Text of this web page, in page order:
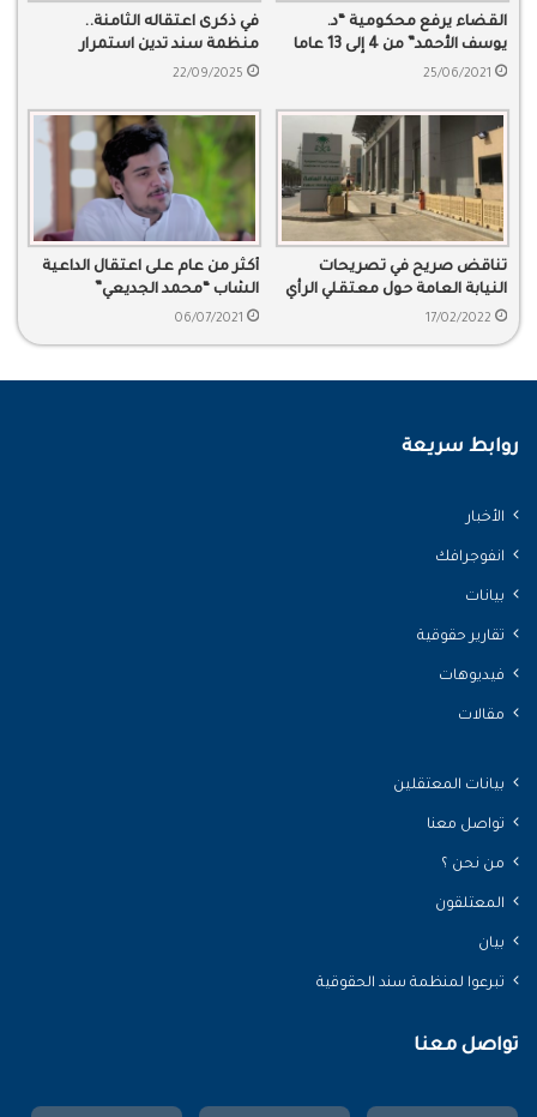
القضاء يرفع محكومية “د.
يوسف الأحمد” من 4 إلى 13 عاما
25/06/2021
في ذكرى اعتقاله الثامنة..
منظمة سند تدين استمرار
اعتقال الشيخ حمود بن علي
22/09/2025
تناقض صريح في تصريحات
النيابة العامة حول معتقلي الرأي
17/02/2022
أكثر من عام على اعتقال الداعية
الشاب “محمد الجديعي”
06/07/2021
روابط سريعة
الأخبار
انفوجرافك
بيانات
تقارير حقوقية
فيديوهات
مقالات
بيانات المعتقلين
تواصل معنا
من نحن ؟
المعتلقون
بيان
تبرعوا لمنظمة سند الحقوقية
تواصل معنا